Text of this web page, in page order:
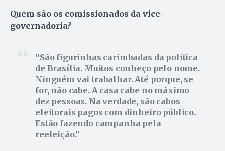
Quem são os comissionados da vice-
governadoria?
São figurinhas carimbadas da política
de Brasília. Muitos conheço pelo nome.
Ninguém vai trabalhar. Até porque, se
for, não cabe. A casa cabe no máximo
dez pessoas. Na verdade, são cabos
eleitorais pagos com dinheiro público.
Estão fazendo campanha pela
reeleição.